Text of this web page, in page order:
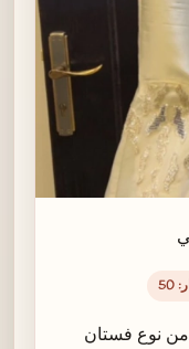
50
نوع فستان